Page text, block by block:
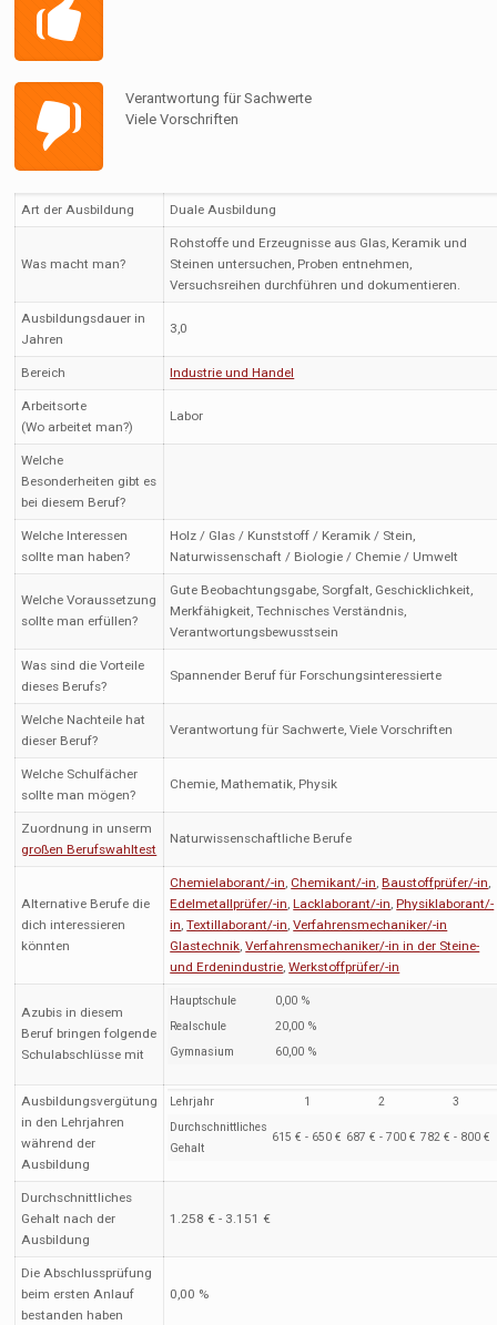
Verantwortung für Sachwerte
Viele Vorschriften
Art der Ausbildung Duale Ausbildung
Was macht man?
Rohstoffe und Erzeugnisse aus Glas, Keramik und
Steinen untersuchen, Proben entnehmen,
Versuchsreihen durchführen und dokumentieren.
Ausbildungsdauer in
Jahren
3,0
Bereich Industrie und Handel
Arbeitsorte
(Wo arbeitet man?)
Labor
Welche
Besonderheiten gibt es
bei diesem Beruf?
Welche Interessen
sollte man haben?
Holz / Glas / Kunststoff / Keramik / Stein,
Naturwissenschaft / Biologie / Chemie / Umwelt
Welche Voraussetzung
sollte man erfüllen?
Gute Beobachtungsgabe, Sorgfalt, Geschicklichkeit,
Merkfähigkeit, Technisches Verständnis,
Verantwortungsbewusstsein
Was sind die Vorteile
dieses Berufs?
Spannender Beruf für Forschungsinteressierte
Welche Nachteile hat
dieser Beruf?
Verantwortung für Sachwerte, Viele Vorschriften
Welche Schulfächer
sollte man mögen?
Chemie, Mathematik, Physik
Zuordnung in unserm
großen Berufswahltest
Naturwissenschaftliche Berufe
Alternative Berufe die
dich interessieren
könnten
Chemielaborant/-in, Chemikant/-in,Baustoffprüfer/-in,
Edelmetallprüfer/-in,Lacklaborant/-in,Physiklaborant/-
in,Textillaborant/-in,Verfahrensmechaniker/-in
Glastechnik,Verfahrensmechaniker/-in in der Steine-
und Erdenindustrie,Werkstoffprüfer/-in
Azubis in diesem
Beruf bringen folgende
Schulabschlüsse mit
Hauptschule
0,00 %
Realschule
20,00 %
Gymnasium
60,00 %
Ausbildungsvergütung
in den Lehrjahren
während der
Ausbildung
Lehrjahr 1 2 3
Durchschnittliches
Gehalt
615 € - 650 € 687 € - 700 € 782 € - 800 €
Durchschnittliches
Gehalt nach der
Ausbildung
1.258 € - 3.151 €
Die Abschlussprüfung
beim ersten Anlauf
bestanden haben
0,00 %